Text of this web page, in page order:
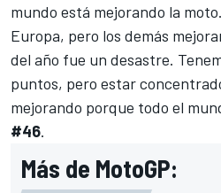
mundo está mejorando la
Europa, pero los demás
del año fue un desastre.
puntos, pero estar
mejorando porque todo el
#46.
Más de MotoGP: